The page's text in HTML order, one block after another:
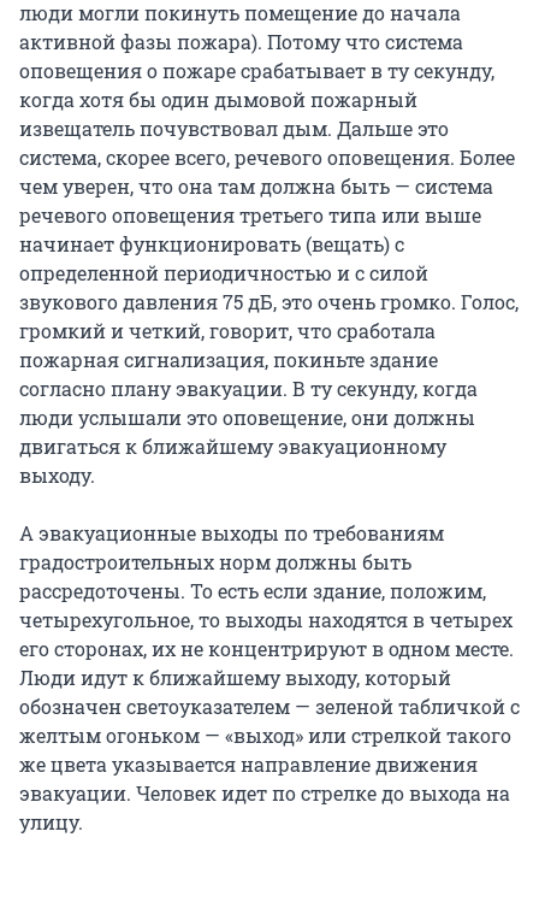
люди могли покинуть помещение до начала
активной фазы пожара). Потому что система
оповещения о пожаре срабатывает в ту секунду,
когда хотя бы один дымовой пожарный
извещатель почувствовал дым. Дальше это
система, скорее всего, речевого оповещения. Более
чем уверен, что она там должна быть — система
речевого оповещения третьего типа или выше
начинает функционировать (вещать) с
определенной периодичностью и с силой
звукового давления 75 дБ, это очень громко. Голос,
громкий и четкий, говорит, что сработала
пожарная сигнализация, покиньте здание
согласно плану эвакуации. В ту секунду, когда
люди услышали это оповещение, они должны
двигаться к ближайшему эвакуационному
выходу.
А эвакуационные выходы по требованиям
градостроительных норм должны быть
рассредоточены. То есть если здание, положим,
четырехугольное, то выходы находятся в четырех
его сторонах, их не концентрируют в одном месте.
Люди идут к ближайшему выходу, который
обозначен светоуказателем — зеленой табличкой с
желтым огоньком — «выход» или стрелкой такого
же цвета указывается направление движения
эвакуации. Человек идет по стрелке до выхода на
улицу.